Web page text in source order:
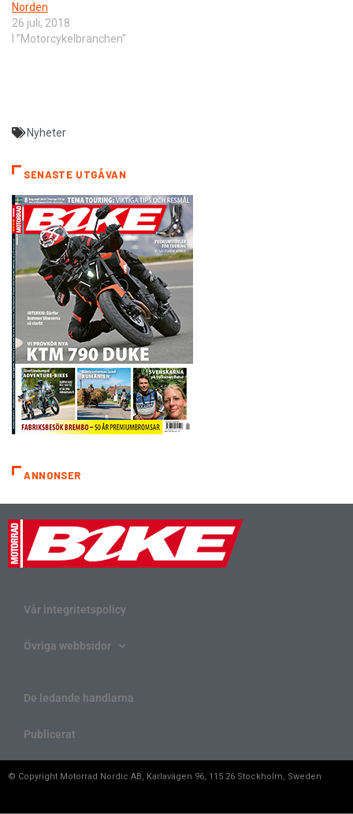
Norden
26 juli, 2018
I ”Motorcykelbranchen”
Nyheter
SENASTE UTGÅVAN
ANNONSER
Vår integritetspolicy
Övriga webbsidor
De ledande handlarna
Publicerat
© Copyright Motorrad Nordic AB, Karlavägen 96, 115 26 Stockholm, Sweden